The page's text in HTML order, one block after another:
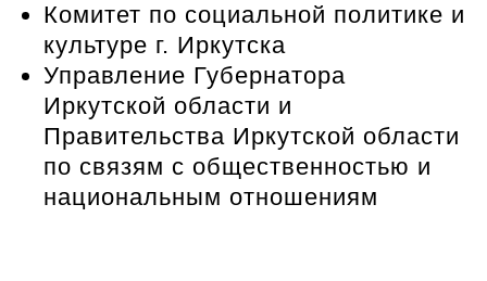
Комитет по социальной политике и
культуре г. Иркутска
Управление Губернатора
Иркутской области и
Правительства Иркутской области
по связям с общественностью и
национальным отношениям